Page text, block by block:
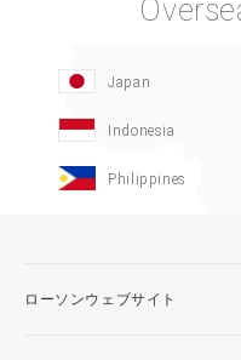
Japan
Indonesia
Philippines
ローソンウェブサイト